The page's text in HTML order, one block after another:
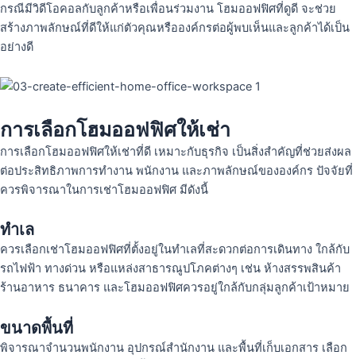
กรณีมีวิดีโอคอลกับลูกค้าหรือเพื่อนร่วมงาน โฮมออฟฟิศที่ดูดี จะช่วย
สร้างภาพลักษณ์ที่ดีให้แก่ตัวคุณหรือองค์กรต่อผู้พบเห็นและลูกค้าได้เป็น
อย่างดี
การเลือกโฮมออฟฟิศให้เช่า
การเลือกโฮมออฟฟิศให้เช่าที่ดี เหมาะกับธุรกิจ เป็นสิ่งสำคัญที่ช่วยส่งผล
ต่อประสิทธิภาพการทำงาน พนักงาน และภาพลักษณ์ขององค์กร ปัจจัยที่
ควรพิจารณาในการเช่าโฮมออฟฟิศ มีดังนี้
ทำเล
ควรเลือกเช่าโฮมออฟฟิศที่ตั้งอยู่ในทำเลที่สะดวกต่อการเดินทาง ใกล้กับ
รถไฟฟ้า ทางด่วน หรือแหล่งสาธารณูปโภคต่างๆ เช่น ห้างสรรพสินค้า
ร้านอาหาร ธนาคาร และโฮมออฟฟิศควรอยู่ใกล้กับกลุ่มลูกค้าเป้าหมาย
ขนาดพื้นที่
พิจารณาจำนวนพนักงาน อุปกรณ์สำนักงาน และพื้นที่เก็บเอกสาร เลือก